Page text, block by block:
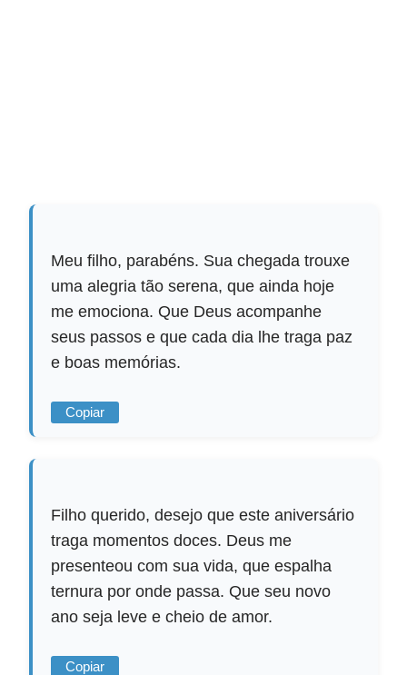
Meu filho, parabéns. Sua chegada trouxe
uma alegria tão serena, que ainda hoje
me emociona. Que Deus acompanhe
seus passos e que cada dia lhe traga paz
e boas memórias.
Copiar
Filho querido, desejo que este aniversário
traga momentos doces. Deus me
presenteou com sua vida, que espalha
ternura por onde passa. Que seu novo
ano seja leve e cheio de amor.
Copiar